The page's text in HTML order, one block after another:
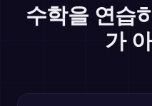
수학을 연습
가